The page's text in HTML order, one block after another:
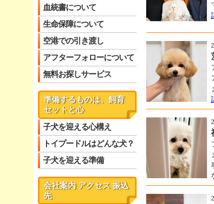
血統書について
生命保障について
空港での引き渡し
アフターフォローについて
無料お探しサービス
準備するものは、飼育
セットと心
子犬を迎える心構え
トイプードルはどんな犬？
子犬を迎える準備
会社案内 アクセス 振込
先